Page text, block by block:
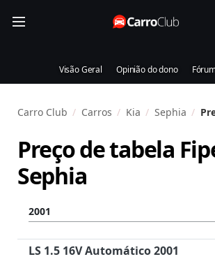
Visão Geral Opinião do dono
Carro Club Carros Kia Sephia
Preço de tabela
Sephia
LS 1.5 16V Automático 2001